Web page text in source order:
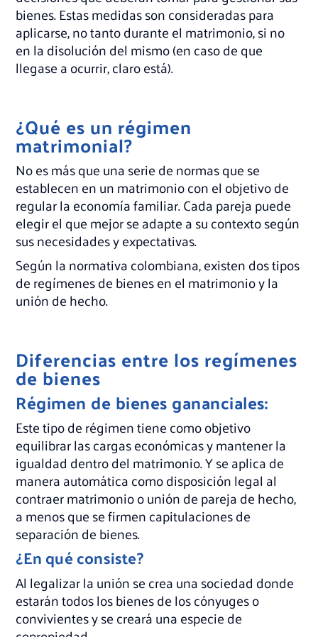
bienes. Estas medidas son consideradas para
aplicarse, no tanto durante el matrimonio, si no
en la disolución del mismo (en caso de que
llegase a ocurrir, claro está).
¿Qué es un régimen
matrimonial?
No es más que una serie de normas que se
establecen en un matrimonio con el objetivo de
regular la economía familiar. Cada pareja puede
elegir el que mejor se adapte a su contexto según
sus necesidades y expectativas.
Según la normativa colombiana, existen dos tipos
de regímenes de bienes en el matrimonio y la
unión de hecho.
Diferencias entre los regímenes
de bienes
Régimen de bienes gananciales:
Este tipo de régimen tiene como objetivo
equilibrar las cargas económicas y mantener la
igualdad dentro del matrimonio. Y se aplica de
manera automática como disposición legal al
contraer matrimonio o unión de pareja de hecho,
a menos que se firmen capitulaciones de
separación de bienes.
¿En qué consiste?
Al legalizar la unión se crea una sociedad donde
estarán todos los bienes de los cónyuges o
convivientes y se creará una especie de